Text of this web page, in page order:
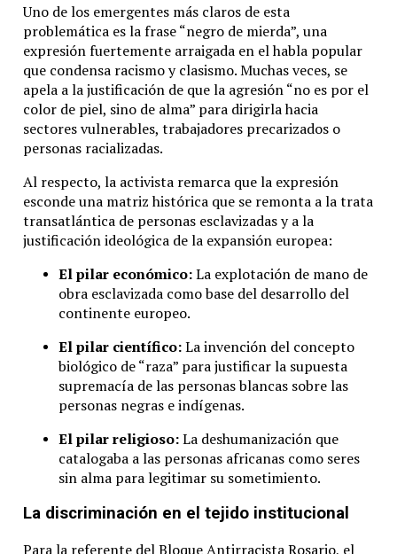
Uno de los emergentes más claros de esta
problemática es la frase “negro de mierda”, una
expresión fuertemente arraigada en el habla popular
que condensa racismo y clasismo. Muchas veces, se
apela a la justificación de que la agresión “no es por el
color de piel, sino de alma” para dirigirla hacia
sectores vulnerables, trabajadores precarizados o
personas racializadas.
Al respecto, la activista remarca que la expresión
esconde una matriz histórica que se remonta a la trata
transatlántica de personas esclavizadas y a la
justificación ideológica de la expansión europea:
El pilar económico:La explotación de mano de
obra esclavizada como base del desarrollo del
continente europeo.
El pilar científico:La invención del concepto
biológico de “raza” para justificar la supuesta
supremacía de las personas blancas sobre las
personas negras e indígenas.
El pilar religioso:La deshumanización que
catalogaba a las personas africanas como seres
sin alma para legitimar su sometimiento.
La discriminación en el tejido institucional
Para la referente del Bloque Antirracista Rosario, el